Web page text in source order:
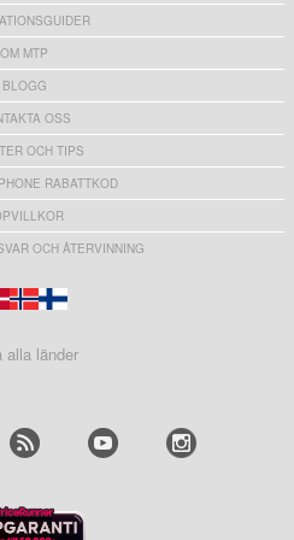
OM MTP
BLOGG
OSS
OCH TIPS
RABATTKOD
OCH ÅTERVINNING
alla länder